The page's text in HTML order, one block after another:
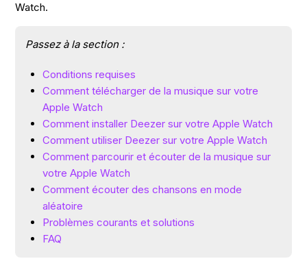
Watch.
Passez à la section :
Conditions requises
Comment télécharger de la musique sur votre
Apple Watch
Comment installer Deezer sur votre Apple Watch
Comment utiliser Deezer sur votre Apple Watch
Comment parcourir et écouter de la musique sur
votre Apple Watch
Comment écouter des chansons en mode
aléatoire
Problèmes courants et solutions
FAQ